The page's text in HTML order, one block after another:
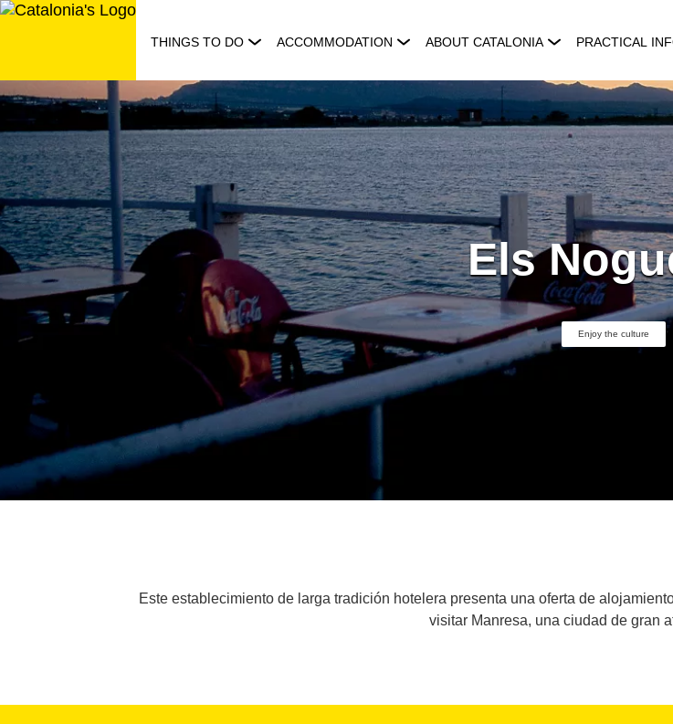
Skip
THINGS TO DO ACCOMMODATION ABOUT CATALONIA PRACTICAL
Els
Enjoy the culture
Este establecimiento de larga tradición hotelera presenta una oferta de
visitar Manresa, una ciudad de gran